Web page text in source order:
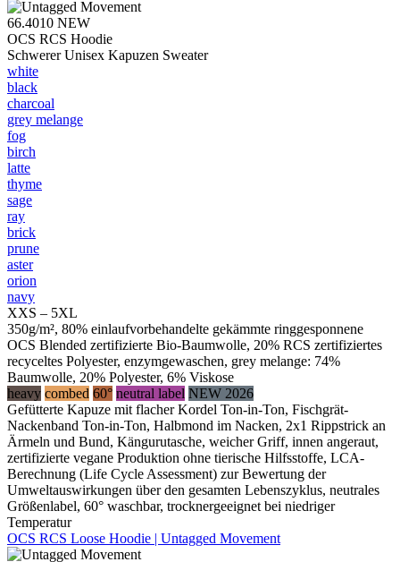
66.4010 NEW
OCS RCS Hoodie
Schwerer Unisex Kapuzen Sweater
white
black
charcoal
grey melange
fog
birch
latte
thyme
sage
ray
brick
prune
aster
orion
navy
XXS – 5XL
350g/m², 80% einlaufvorbehandelte gekämmte ringgesponnene
OCS Blended zertifizierte Bio-Baumwolle, 20% RCS zertifiziertes
recyceltes Polyester, enzymgewaschen, grey melange: 74%
Baumwolle, 20% Polyester, 6% Viskose
heavy combed 60° neutral label NEW 2026
Gefütterte Kapuze mit flacher Kordel Ton-in-Ton, Fischgrät-
Nackenband Ton-in-Ton, Halbmond im Nacken, 2x1 Rippstrick an
Ärmeln und Bund, Kängurutasche, weicher Griff, innen angeraut,
zertifizierte vegane Produktion ohne tierische Hilfsstoffe, LCA-
Berechnung (Life Cycle Assessment) zur Bewertung der
Umweltauswirkungen über den gesamten Lebenszyklus, neutrales
Größenlabel, 60° waschbar, trocknergeeignet bei niedriger
Temperatur
OCS RCS Loose Hoodie | Untagged Movement